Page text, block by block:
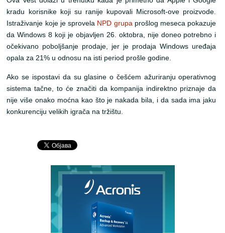
kradu korisnike koji su ranije kupovali Microsoft-ove proizvode.
Istraživanje koje je sprovela NPD grupaprošlog meseca pokazuje
da Windows 8 koji je objavljen 26. oktobra, nije doneo potrebno i
očekivano poboljšanje prodaje, jer je prodaja Windows uređaja
opala za 21% u odnosu na isti period prošle godine.
Ako se ispostavi da su glasine o češćem ažuriranju operativnog
sistema tačne, to će značiti da kompanija indirektno priznaje da
nije više onako moćna kao što je nakada bila, i da sada ima jaku
konkurenciju velikih igrača na tržištu.